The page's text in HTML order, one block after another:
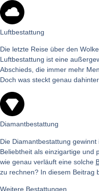
Luftbestattung
Die letzte Reise über den
Luftbestattung ist eine
Abschieds, die immer mehr
Doch was steckt genau
Diamantbestattung
Die Diamantbestattung gewinnt
Beliebtheit als einzigartige und
wie genau verläuft eine solche
zu rechnen? In diesem Beitrag
Weitere Bestattungen